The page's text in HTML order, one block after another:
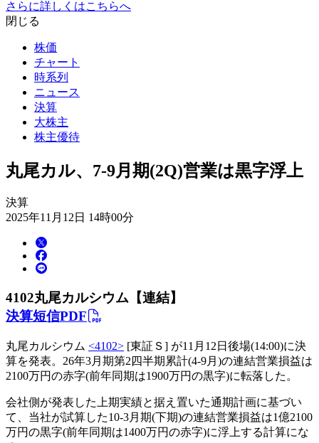
さらに詳しくはこちらへ
閉じる
株価
チャート
時系列
ニュース
決算
大株主
株主優待
丸尾カル、7-9月期(2Q)営業は黒字浮上
決算
2025年11月12日 14時00分
4102丸尾カルシウム【連結】
決算短信PDF
丸尾カルシウム <4102> [東証Ｓ] が11月12日後場(14:00)に決
算を発表。26年3月期第2四半期累計(4-9月)の連結営業損益は
2100万円の赤字(前年同期は1900万円の黒字)に転落した。
会社側が発表した上期実績と据え置いた通期計画に基づい
て、当社が試算した10-3月期(下期)の連結営業損益は1億2100
万円の黒字(前年同期は1400万円の赤字)に浮上する計算にな